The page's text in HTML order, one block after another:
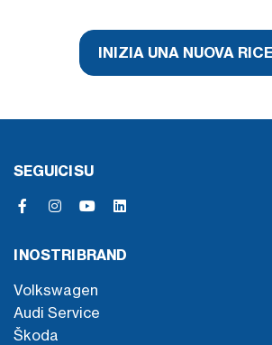
INIZIA UNA NUOVA
SEGUICI SU
I NOSTRI BRAND
Volkswagen
Audi Service
Škoda